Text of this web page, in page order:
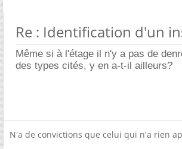
Re : Identification d'un
Même si à l'étage il n'y a pas de
des types cités, y en a-t-il ailleurs?
N'a de convictions que celui qui n'a rien